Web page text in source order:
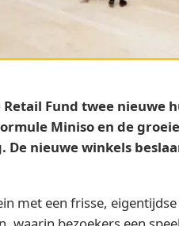
Retail Fund twee
Miniso en de
nieuwe winkels
met een frisse,